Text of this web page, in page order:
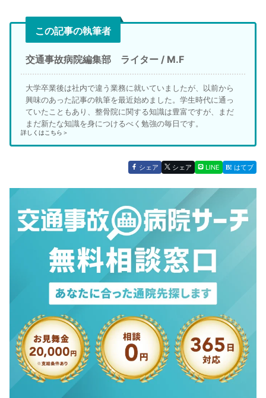
この記事の執筆者
交通事故病院編集部 ライター / M.F
大学卒業後は社内で違う業務に就いていましたが、以前から
興味のあった記事の執筆を最近始めました。学生時代に通っ
ていたこともあり、整骨院に関する知識は豊富ですが、まだ
まだ新たな知識を身につけるべく勉強の毎日です。
詳しくはこちら＞
シェア シェア LINE はてブ